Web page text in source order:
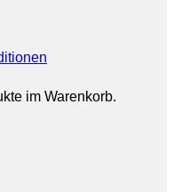
im Warenkorb.